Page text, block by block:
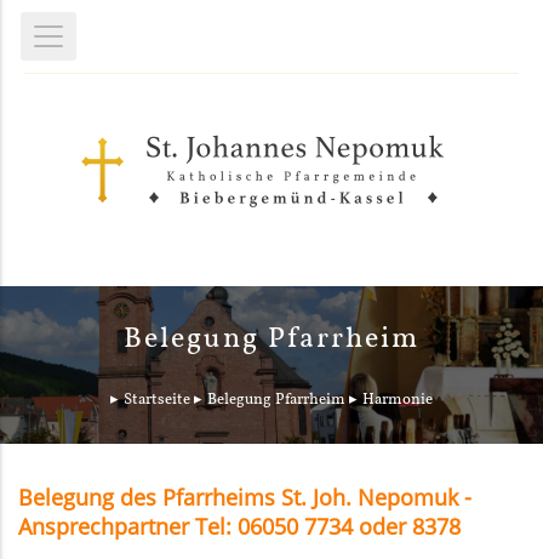
Belegung Pfarrheim
Startseite Belegung Pfarrheim Harmonie
Belegung des Pfarrheims St. Joh. Nepomuk -
Ansprechpartner Tel: 06050 7734 oder 8378